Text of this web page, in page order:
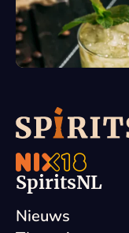
SpiritsNL
Nieuws